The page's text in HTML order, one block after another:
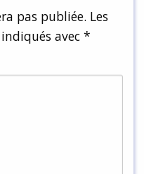
pas publiée. Les
avec *